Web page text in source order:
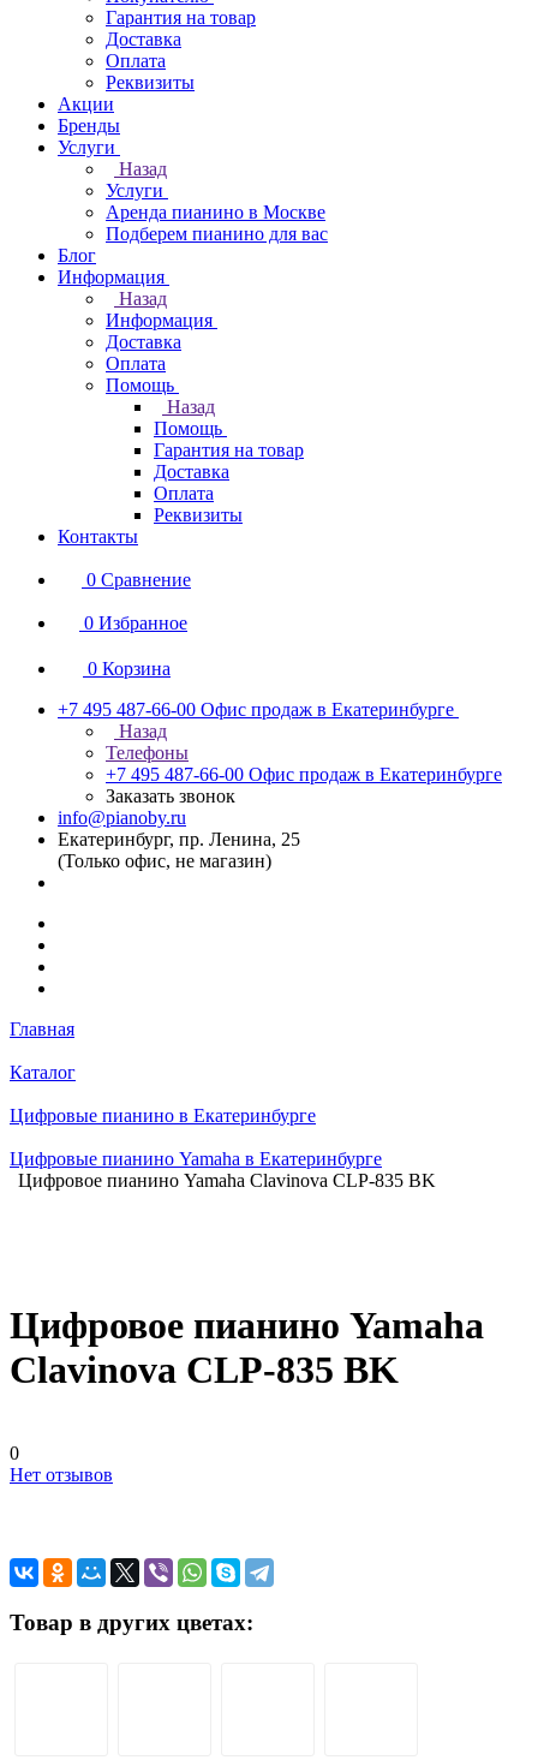
Гарантия на товар
Доставка
Оплата
Реквизиты
Акции
Бренды
Услуги
Назад
Услуги
Аренда пианино в Москве
Подберем пианино для вас
Блог
Информация
Назад
Информация
Доставка
Оплата
Помощь
Назад
Помощь
Гарантия на товар
Доставка
Оплата
Реквизиты
Контакты
0 Сравнение
0 Избранное
0 Корзина
+7 495 487-66-00 Офис продаж в Екатеринбурге
Назад
Телефоны
+7 495 487-66-00 Офис продаж в Екатеринбурге
Заказать звонок
info@pianoby.ru
Екатеринбург, пр. Ленина, 25
(Только офис, не магазин)
Главная
Каталог
Цифровые пианино в Екатеринбурге
Цифровые пианино Yamaha в Екатеринбурге
Цифровое пианино Yamaha Clavinova CLP-835 BK
Цифровое пианино Yamaha
Clavinova CLP-835 BK
0
Нет отзывов
Товар в других цветах: